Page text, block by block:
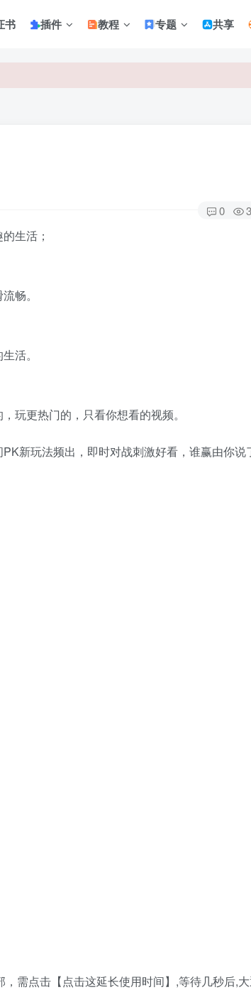
书 插件 教程 专题 共享
0
生活；
畅。
活。
玩更热门的，只看你想看的视频。
新玩法频出，即时对战刺激好看，谁赢由你说
需点击【点击这延长使用时间】,等待几秒后,